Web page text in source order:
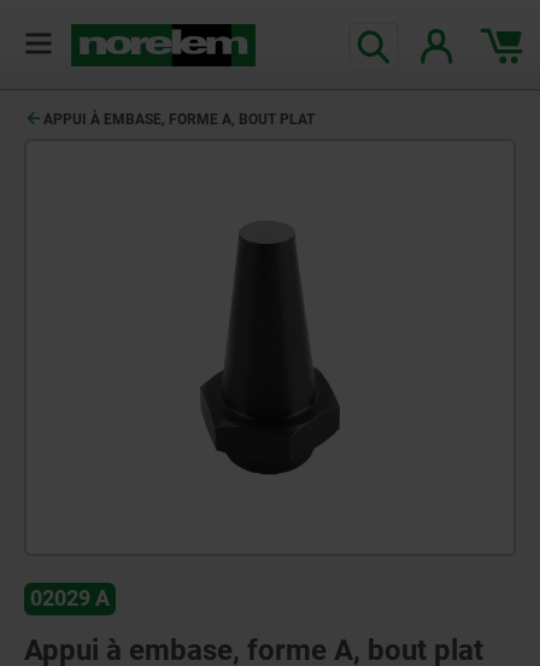
APPUI À EMBASE, FORME A, BOUT PLAT
02029 A
Appui à embase, forme A, bout plat